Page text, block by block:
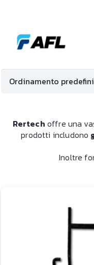
Rertech offre una
prodotti includono
Inoltre